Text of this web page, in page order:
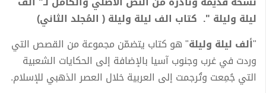
ليلة وليلة ". كتاب الف ليلة وليلة ( المُجلد الثاني)
"ألف ليلة وليلة" هو كتاب يتضمّن مجموعة من القصص التي
وردت في غرب وجنوب آسيا بالإضافة إلى الحكايات الشعبية
التي جُمِعت وتُرجمت إلى العربية خلال العصر الذهبي للإسلام.